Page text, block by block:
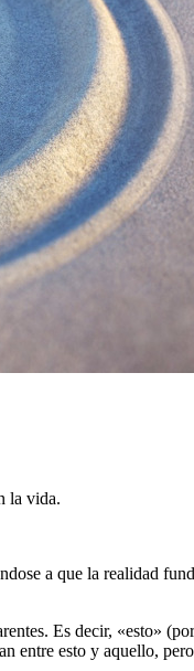
la vida.
a que la realidad
Es decir, «esto»
entre esto y aquello,